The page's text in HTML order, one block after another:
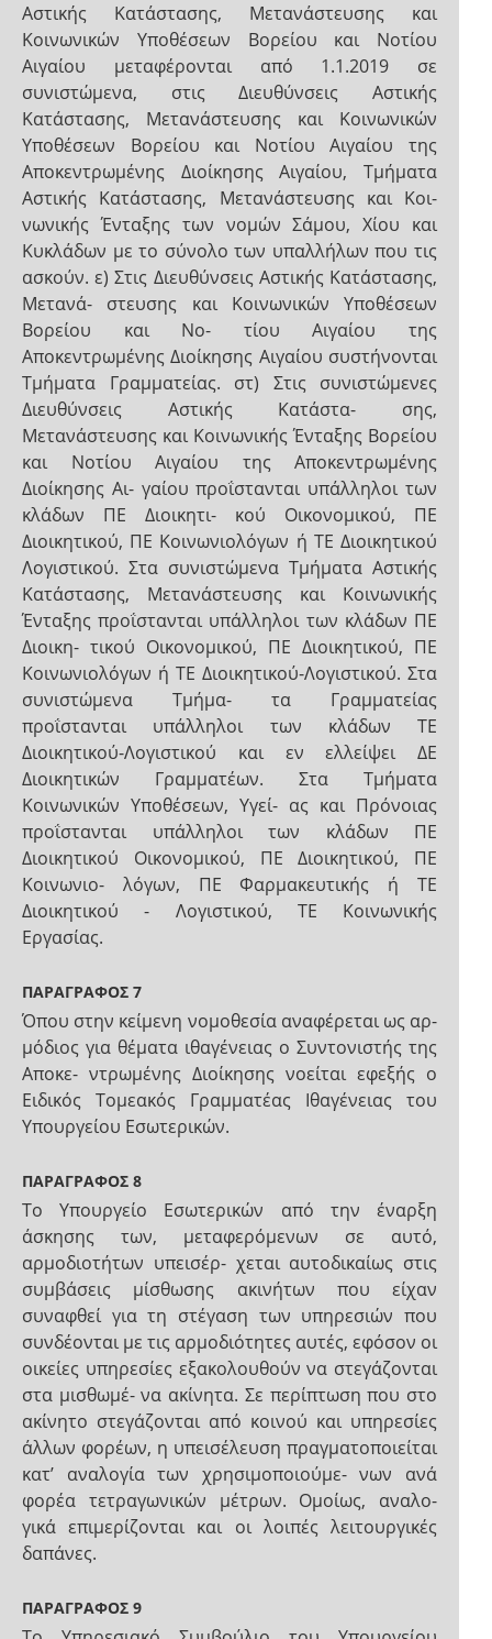
Αστικής Κατάστασης, Μετανάστευσης και
Κοινωνικών Υποθέσεων Βορείου και Νοτίου
Αιγαίου μεταφέρονται από 1.1.2019 σε
συνιστώμενα, στις Διευθύνσεις Αστικής
Κατάστασης, Μετανάστευσης και Κοινωνικών
Υποθέσεων Βορείου και Νοτίου Αιγαίου της
Αποκεντρωμένης Διοίκησης Αιγαίου, Τμήματα
Αστικής Κατάστασης, Μετανάστευσης και Κοι-
νωνικής Ένταξης των νομών Σάμου, Χίου και
Κυκλάδων με το σύνολο των υπαλλήλων που τις
ασκούν. ε) Στις Διευθύνσεις Αστικής Κατάστασης,
Μετανά- στευσης και Κοινωνικών Υποθέσεων
Βορείου και Νο- τίου Αιγαίου της
Αποκεντρωμένης Διοίκησης Αιγαίου συστήνονται
Τμήματα Γραμματείας. στ) Στις συνιστώμενες
Διευθύνσεις Αστικής Κατάστα- σης,
Μετανάστευσης και Κοινωνικής Ένταξης Βορείου
και Νοτίου Αιγαίου της Αποκεντρωμένης
Διοίκησης Αι- γαίου προΐστανται υπάλληλοι των
κλάδων ΠΕ Διοικητι- κού Οικονομικού, ΠΕ
Διοικητικού, ΠΕ Κοινωνιολόγων ή ΤΕ Διοικητικού
Λογιστικού. Στα συνιστώμενα Τμήματα Αστικής
Κατάστασης, Μετανάστευσης και Κοινωνικής
Ένταξης προΐστανται υπάλληλοι των κλάδων ΠΕ
Διοικη- τικού Οικονομικού, ΠΕ Διοικητικού, ΠΕ
Κοινωνιολόγων ή ΤΕ Διοικητικού-Λογιστικού. Στα
συνιστώμενα Τμήμα- τα Γραμματείας
προΐστανται υπάλληλοι των κλάδων ΤΕ
Διοικητικού-Λογιστικού και εν ελλείψει ΔΕ
Διοικητικών Γραμματέων. Στα Τμήματα
Κοινωνικών Υποθέσεων, Υγεί- ας και Πρόνοιας
προΐστανται υπάλληλοι των κλάδων ΠΕ
Διοικητικού Οικονομικού, ΠΕ Διοικητικού, ΠΕ
Κοινωνιο- λόγων, ΠΕ Φαρμακευτικής ή ΤΕ
Διοικητικού - Λογιστικού, ΤΕ Κοινωνικής
Εργασίας.
ΠΑΡΑΓΡΑΦΟΣ 7
Όπου στην κείμενη νομοθεσία αναφέρεται ως αρ-
μόδιος για θέματα ιθαγένειας ο Συντονιστής της
Αποκε- ντρωμένης Διοίκησης νοείται εφεξής ο
Ειδικός Τομεακός Γραμματέας Ιθαγένειας του
Υπουργείου Εσωτερικών.
ΠΑΡΑΓΡΑΦΟΣ 8
Το Υπουργείο Εσωτερικών από την έναρξη
άσκησης των, μεταφερόμενων σε αυτό,
αρμοδιοτήτων υπεισέρ- χεται αυτοδικαίως στις
συμβάσεις μίσθωσης ακινήτων που είχαν
συναφθεί για τη στέγαση των υπηρεσιών που
συνδέονται με τις αρμοδιότητες αυτές, εφόσον οι
οικείες υπηρεσίες εξακολουθούν να στεγάζονται
στα μισθωμέ- να ακίνητα. Σε περίπτωση που στο
ακίνητο στεγάζονται από κοινού και υπηρεσίες
άλλων φορέων, η υπεισέλευση πραγματοποιείται
κατ’ αναλογία των χρησιμοποιούμε- νων ανά
φορέα τετραγωνικών μέτρων. Ομοίως, αναλο-
γικά επιμερίζονται και οι λοιπές λειτουργικές
δαπάνες.
ΠΑΡΑΓΡΑΦΟΣ 9